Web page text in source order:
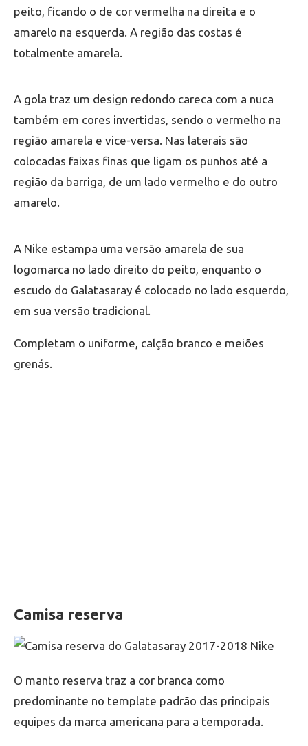
peito, ficando o de cor vermelha na direita e o
amarelo na esquerda. A região das costas é
totalmente amarela.
A gola traz um design redondo careca com a nuca
também em cores invertidas, sendo o vermelho na
região amarela e vice-versa. Nas laterais são
colocadas faixas finas que ligam os punhos até a
região da barriga, de um lado vermelho e do outro
amarelo.
A Nike estampa uma versão amarela de sua
logomarca no lado direito do peito, enquanto o
escudo do Galatasaray é colocado no lado esquerdo,
em sua versão tradicional.
Completam o uniforme, calção branco e meiões
grenás.
Camisa reserva
O manto reserva traz a cor branca como
predominante no template padrão das principais
equipes da marca americana para a temporada.